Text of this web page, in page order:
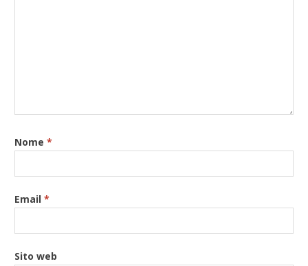
Nome*
Email*
Sito web